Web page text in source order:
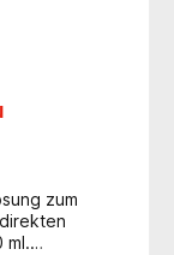
zum
ml.